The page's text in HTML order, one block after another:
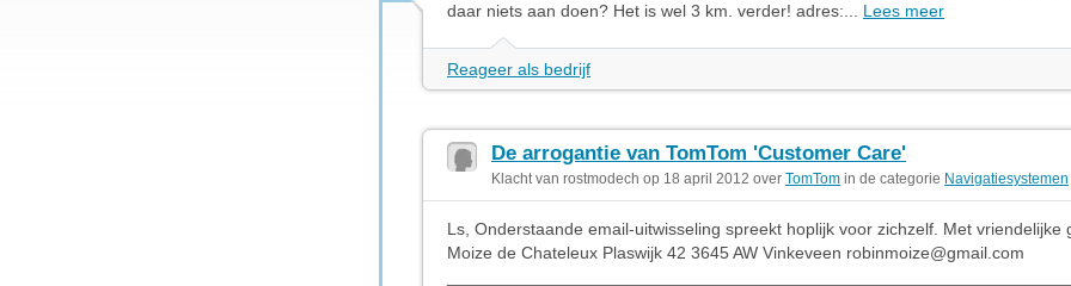
daar niets aan doen? Het is wel 3 km. verder! adres:... Lees meer
Reageer als bedrijf
De arrogantie van TomTom 'Customer Care'
Klacht van rostmodech op 18 april 2012 over TomTom in de categorie Navigatiesystemen
Ls, Onderstaande email-uitwisseling spreekt hoplijk voor zichzelf. Met vriendelijke
Moize de Chateleux Plaswijk 42 3645 AW Vinkeveen robinmoize@gmail.com